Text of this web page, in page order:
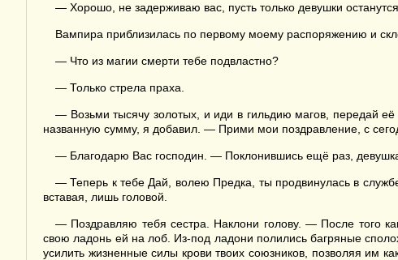
— Хорошо, не задерживаю вас, пусть только девушки
Вампира приблизилась по первому моему распоряжению и
— Что из магии смерти тебе подвластно?
— Только стрела праха.
— Возьми тысячу золотых, и иди в гильдию магов, передай
названную сумму, я добавил. — Прими мои поздравление, с
— Благодарю Вас господин. — Поклонившись ещё раз, девушка
— Теперь к тебе Дай, волею Предка, ты продвинулась в
вставая, лишь головой.
— Поздравляю тебя сестра. Наклони голову. — После того
свою ладонь ей на лоб. Из-под ладони полились багряные
усилить жизненные силы крови твоих союзников, позволяя им